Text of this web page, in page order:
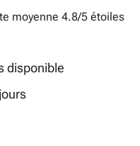
moyenne 4.8/5 étoiles
disponible